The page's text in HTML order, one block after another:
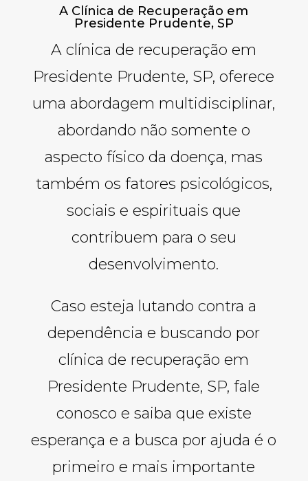
A Clínica de Recuperação em
Presidente Prudente, SP
A clínica de recuperação em
Presidente Prudente, SP, oferece
uma abordagem multidisciplinar,
abordando não somente o
aspecto físico da doença, mas
também os fatores psicológicos,
sociais e espirituais que
contribuem para o seu
desenvolvimento.
Caso esteja lutando contra a
dependência e buscando por
clínica de recuperação em
Presidente Prudente, SP, fale
conosco e saiba que existe
esperança e a busca por ajuda é o
primeiro e mais importante